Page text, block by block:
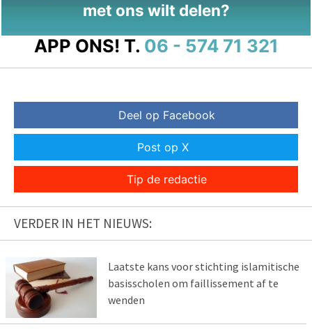
met ons wilt delen?
APP ONS! T. 06 - 574 71 321
Deel op Facebook
Post op X
Tip de redactie
VERDER IN HET NIEUWS:
Laatste kans voor stichting islamitische
basisscholen om faillissement af te
wenden